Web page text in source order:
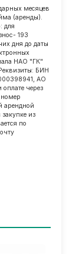
месяцев
(аренды).
для
193
дня до даты
НАО "ГК"
БИН
АО
через
арендной
из
по